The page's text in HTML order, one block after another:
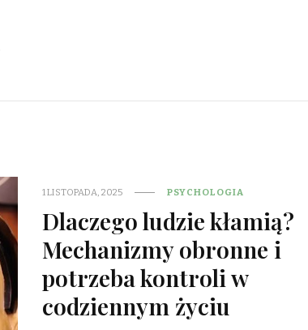
1 LISTOPADA, 2025 PSYCHOLOGIA
Dlaczego ludzie kłamią?
Mechanizmy obronne i
potrzeba kontroli w
codziennym życiu